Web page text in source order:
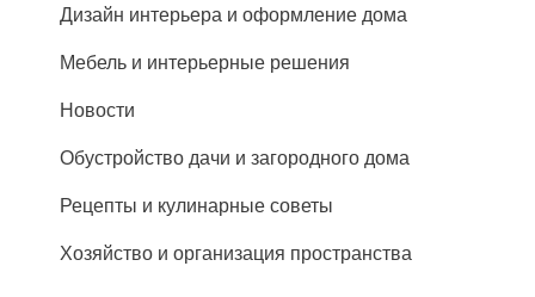
Дизайн интерьера и оформление дома
Мебель и интерьерные решения
Новости
Обустройство дачи и загородного дома
Рецепты и кулинарные советы
Хозяйство и организация пространства